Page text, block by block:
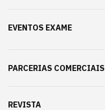
EVENTOS EXAME
PARCERIAS COMERCIAIS
REVISTA